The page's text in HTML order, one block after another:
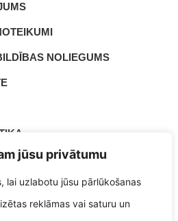
jūsu privātumu
lai uzlabotu jūsu pārlūkošanas
reklāmas vai saturu un
NOLIEGUMS
MUMS
Grinberga ir radošs autors un